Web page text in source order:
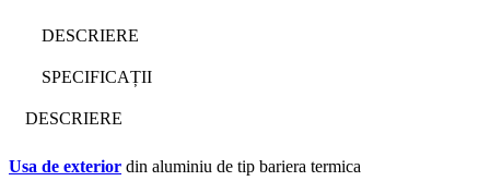
DESCRIERE
SPECIFICAȚII
DESCRIERE
Usa de exterior din aluminiu de tip bariera termica